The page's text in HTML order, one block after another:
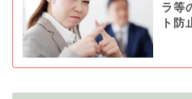
ラ等
ト防